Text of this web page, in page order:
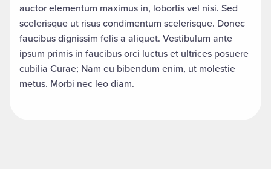
auctor elementum maximus in, lobortis vel nisi. Sed
scelerisque ut risus condimentum scelerisque. Donec
faucibus dignissim felis a aliquet. Vestibulum ante
ipsum primis in faucibus orci luctus et ultrices posuere
cubilia Curae; Nam eu bibendum enim, ut molestie
metus. Morbi nec leo diam.